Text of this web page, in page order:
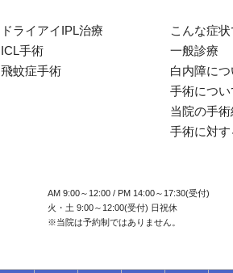
ドライアイIPL治療
ICL手術
飛蚊症手術
こんな症
一般診療
白内障につ
手術につい
当院の手術
手術に対す
AM 9:00～12:00 / PM 14:00～17:30(受付)
火・土 9:00～12:00(受付) 日祝休
※当院は予約制ではありません。